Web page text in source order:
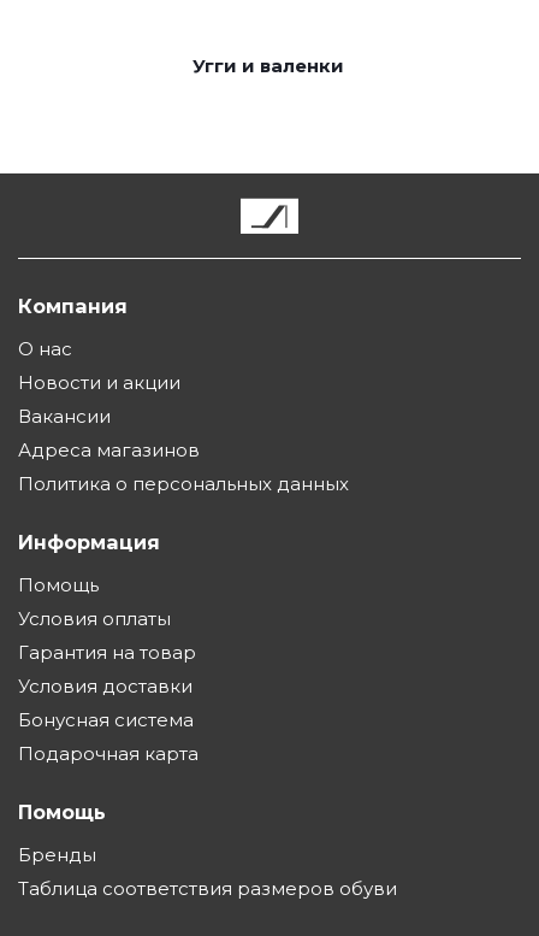
Угги и валенки
Компания
О нас
Новости и акции
Вакансии
Адреса магазинов
Политика о персональных данных
Информация
Помощь
Условия оплаты
Гарантия на товар
Условия доставки
Бонусная система
Подарочная карта
Помощь
Бренды
Таблица соответствия размеров обуви